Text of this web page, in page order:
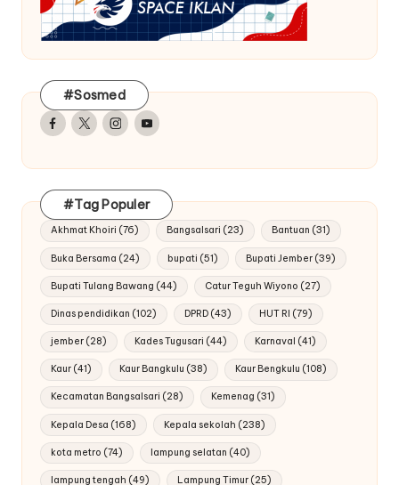
#Sosmed
Facebook
TwitterInstagram
Youtube
#Tag Populer
Akhmat Khoiri (76) Bangsalsari (23) Bantuan (31)
Buka Bersama (24) bupati (51) Bupati Jember(39)
Bupati Tulang Bawang (44) Catur Teguh Wiyono (27)
Dinas pendidikan (102) DPRD(43) HUT RI (79)
jember (28) Kades Tugusari (44) Karnaval (41)
Kaur (41) Kaur Bangkulu (38) Kaur Bengkulu (108)
Kecamatan Bangsalsari (28) Kemenag (31)
Kepala Desa (168) Kepala sekolah (238)
kota metro (74) lampung selatan (40)
lampung tengah (49) Lampung Timur(25)